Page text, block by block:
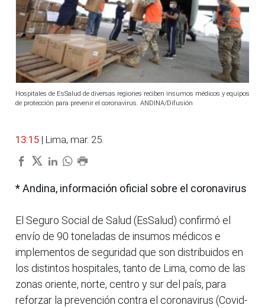
Hospitales de EsSalud de diversas regiones reciben insumos médicos y equipos
de protección para prevenir el coronavirus. ANDINA/Difusión
13:15 | Lima, mar. 25.
* Andina, información oficial sobre el coronavirus
El Seguro Social de Salud (EsSalud) confirmó el
envío de 90 toneladas de insumos médicos e
implementos de seguridad que son distribuidos en
los distintos hospitales, tanto de Lima, como de las
zonas oriente, norte, centro y sur del país, para
reforzar la prevención contra el coronavirus (Covid-